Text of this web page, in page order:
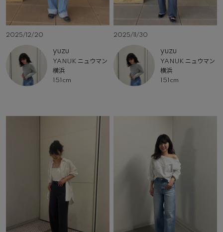
2025/12/20
yuzu
YANUK ニュウマン
横浜
151cm
2025/11/30
yuzu
YANUK ニュウマン
横浜
151cm